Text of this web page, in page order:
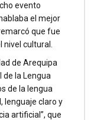
evento
el mejor
que fue
cultural.
de Arequipa
de la Lengua
de la lengua
lenguaje claro y
artificial”, que